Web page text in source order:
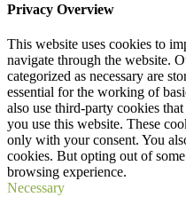
Privacy Overview
This website uses cookies to
navigate through the website.
categorized as necessary are
essential for the working of
also use third-party cookies
you use this website. These
only with your consent. You
cookies. But opting out of
browsing experience.
Necessary